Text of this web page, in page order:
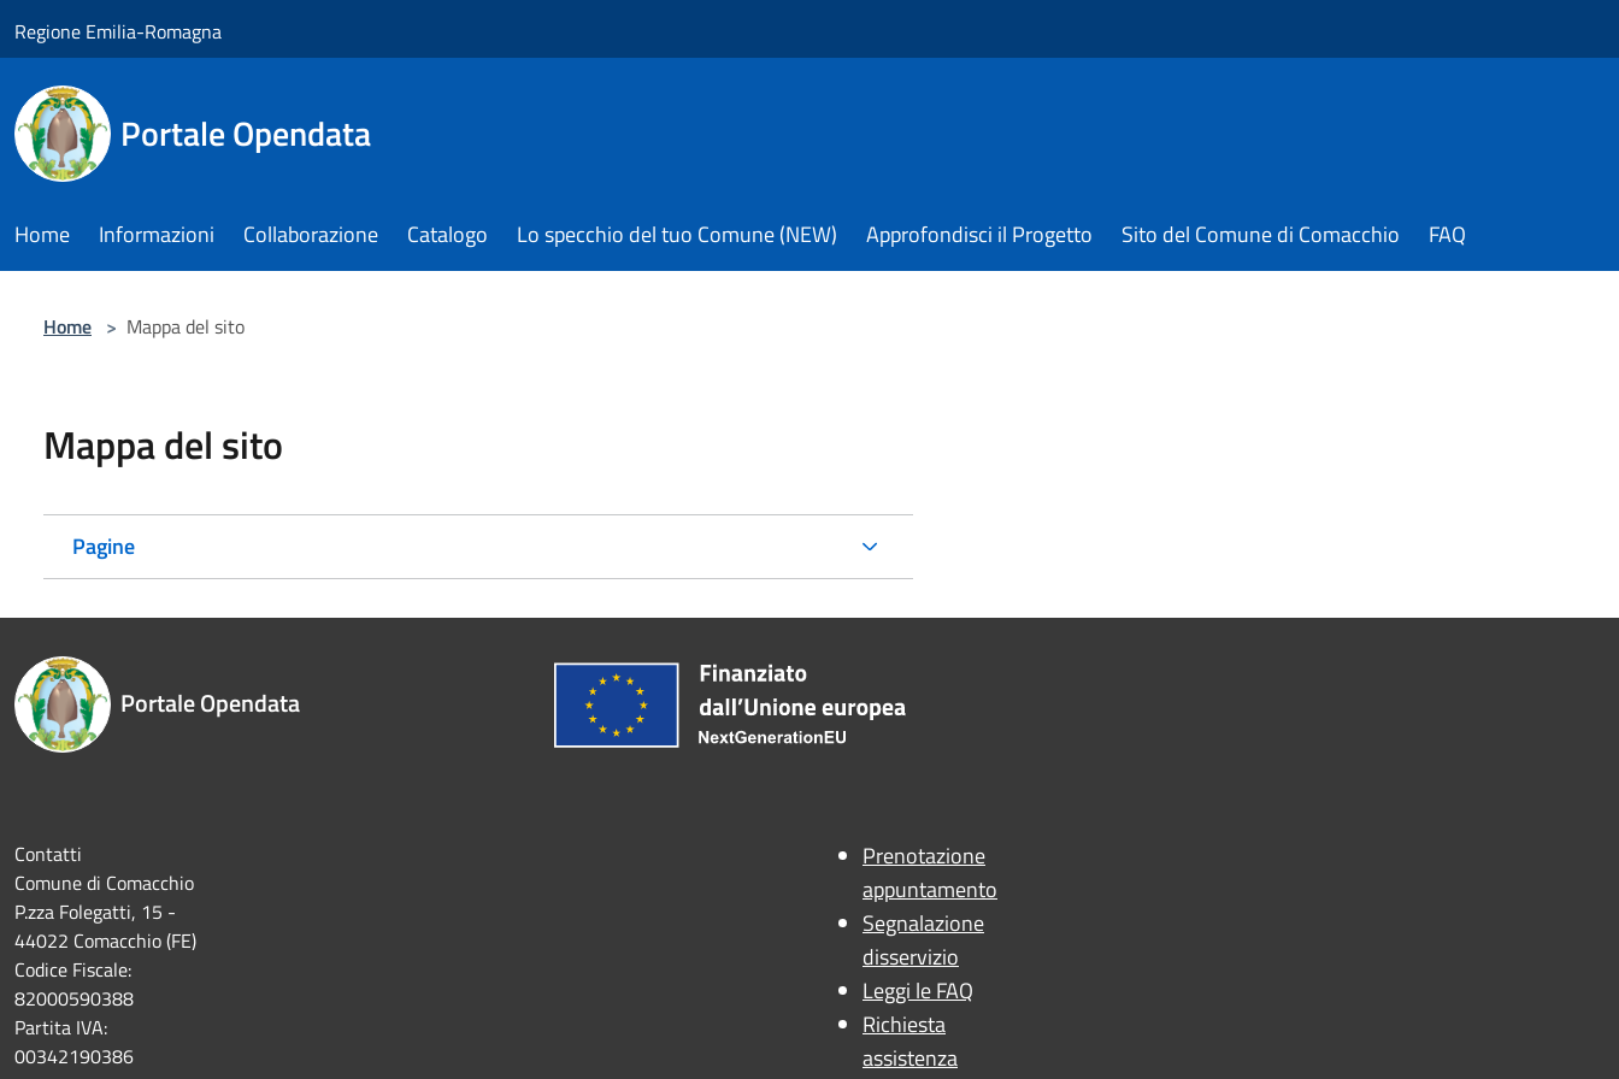
Regione Emilia-Romagna
Portale Opendata
Home Informazioni Collaborazione Catalogo Lo specchio del tuo Comune (NEW) Approfondisci il Progetto Sito del Comune di Comacchio FAQ
Home > Mappa del sito
Mappa del sito
Pagine
Portale Opendata
Contatti
Comune di Comacchio
P.zza Folegatti, 15 -
44022 Comacchio (FE)
Codice Fiscale:
82000590388
Partita IVA:
00342190386
Prenotazione
appuntamento
Segnalazione
disservizio
Leggi le FAQ
Richiesta
assistenza